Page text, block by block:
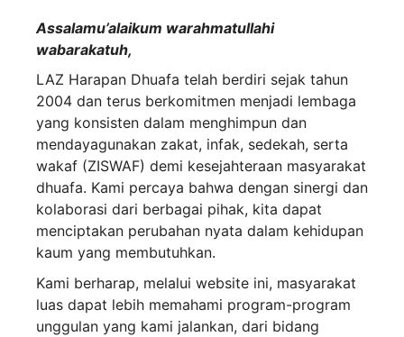
Assalamu’alaikum warahmatullahi
wabarakatuh,
LAZ Harapan Dhuafa telah berdiri sejak tahun
2004 dan terus berkomitmen menjadi lembaga
yang konsisten dalam menghimpun dan
mendayagunakan zakat, infak, sedekah, serta
wakaf (ZISWAF) demi kesejahteraan masyarakat
dhuafa. Kami percaya bahwa dengan sinergi dan
kolaborasi dari berbagai pihak, kita dapat
menciptakan perubahan nyata dalam kehidupan
kaum yang membutuhkan.
Kami berharap, melalui website ini, masyarakat
luas dapat lebih memahami program-program
unggulan yang kami jalankan, dari bidang